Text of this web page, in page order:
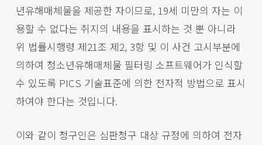
년유해매체물을 제공한 자이므로, 19세 미만의 자는 이
용할 수 없다는 취지의 내용을 표시하는 것 뿐 아니라
위 법률시행령 제21조 제2, 3항 및 이 사건 고시부분에
의하여 청소년유해매체물 필터링 소프트웨어가 인식할
수 있도록 PICS 기술표준에 의한 전자적 방법으로 표시
하여야 한다는 것입니다.
이와 같이 청구인은 심판청구 대상 규정에 의하여 전자